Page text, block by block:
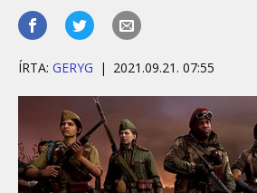
ÍRTA: GERYG 2021.09.21. 07:55